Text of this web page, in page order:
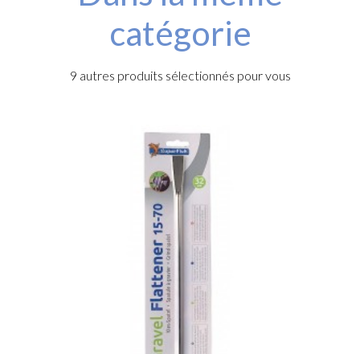
catégorie
9 autres produits sélectionnés pour vous